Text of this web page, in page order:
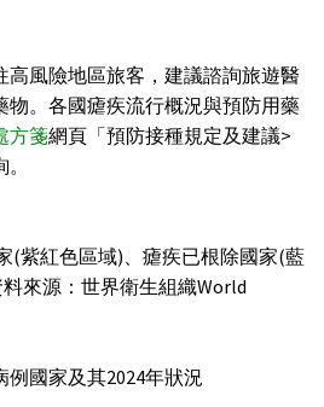
高風險地區旅客，建議諮詢旅遊醫
物。各國瘧疾流行概況與預防用藥
方箋網頁「預防接種規定及建議>
(紫紅色區域)、瘧疾已根除國家(藍
來源：世界衛生組織World